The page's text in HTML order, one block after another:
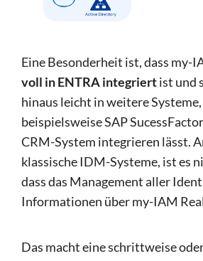
Eine Besonderheit ist, dass my-
voll in ENTRA integriertist und
hinaus leicht in weitere
beispielsweise SAP
CRM-System integrieren lässt.
klassische IDM-Systeme, ist es
dass das Management aller
Informationen über my-IAM
Das macht eine schrittweise